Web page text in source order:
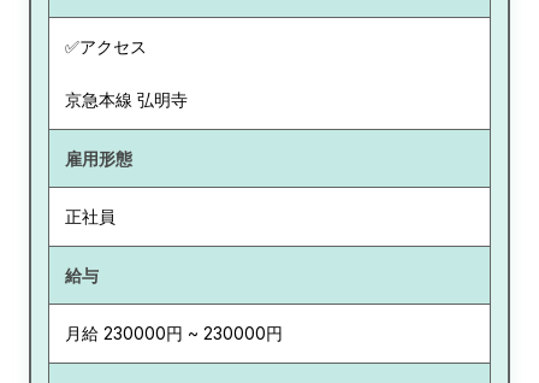
✅アクセス
京急本線 弘明寺
雇用形態
正社員
給与
月給 230000円 ~ 230000円